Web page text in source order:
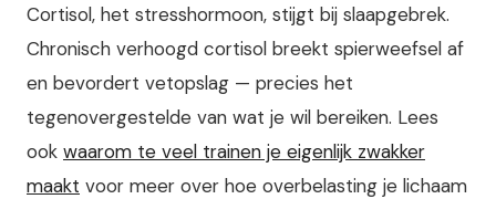
Cortisol, het stresshormoon, stijgt bij slaapgebrek.
Chronisch verhoogd cortisol breekt spierweefsel af
en bevordert vetopslag — precies het
tegenovergestelde van wat je wil bereiken. Lees
ook waarom te veel trainen je eigenlijk zwakker
maakt voor meer over hoe overbelasting je lichaam